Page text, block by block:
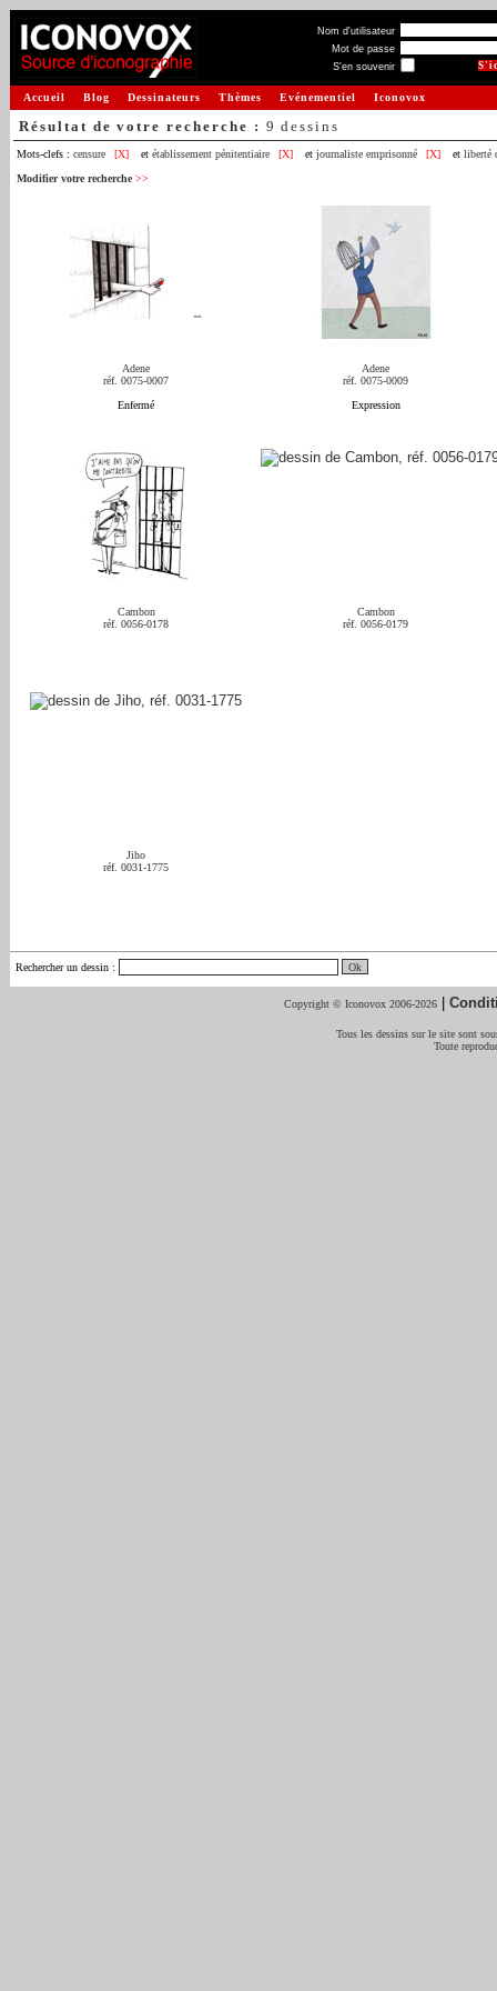
Nom d'utilisateur
Mot de passe
S'en souvenir
Accueil Blog Dessinateurs Thèmes Evénementiel Iconovox
Résultat de votre recherche : 9 dessins
Mots-clefs : censure [X] et établissement pénitentiaire [X] et journaliste emprisonné [X] et liberté
Modifier votre recherche >>
Adene
réf. 0075-0007
Enfermé
Adene
réf. 0075-0009
Expression
Cambon
réf. 0056-0178
Cambon
réf. 0056-0179
Jiho
réf. 0031-1775
Rechercher un dessin :
Copyright © Iconovox 2006-2026 |
Tous les dessins sur le site sont
Toute